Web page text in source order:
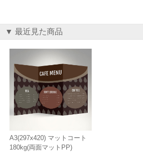
▼ 最近見た商品
A3(297x420) マットコート
180kg(両面マットPP)